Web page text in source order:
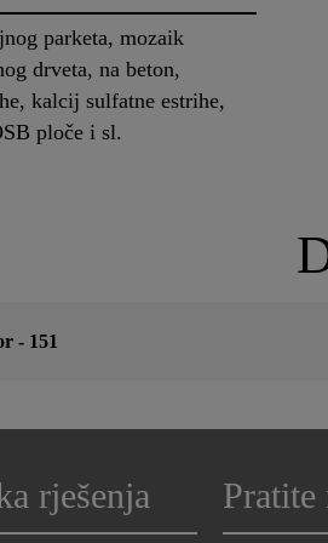
parketa, mozaik
drveta, na beton,
kalcij sulfatne estrihe,
ploče i sl.
- 151
rješenja Pratite